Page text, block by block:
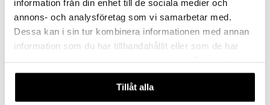
information från din enhet till de sociala medier och
annons- och analysföretag som vi samarbetar med.
Dessa kan i sin tur kombinera informationen med annan
information som du har tillhandahållit eller som de har
våra cookies vid fortsatt användande av vår webbplats.
Tillåt alla
EXXENT